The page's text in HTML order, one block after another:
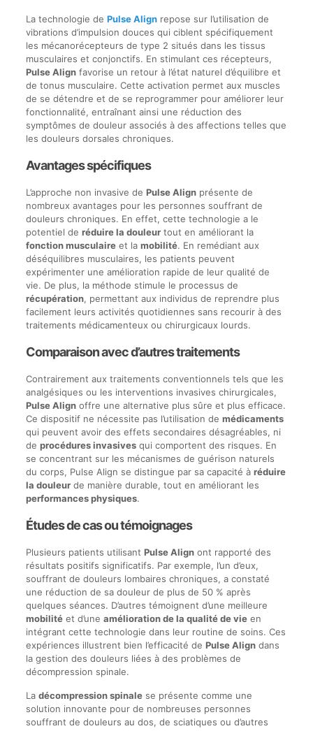
La technologie de Pulse Alignrepose sur l’utilisation de
vibrations d’impulsion douces qui ciblent spécifiquement
les mécanorécepteurs de type 2 situés dans les tissus
musculaires et conjonctifs. En stimulant ces récepteurs,
Pulse Alignfavorise un retour à l’état naturel d’équilibre et
de tonus musculaire. Cette activation permet aux muscles
de se détendre et de se reprogrammer pour améliorer leur
fonctionnalité, entraînant ainsi une réduction des
symptômes de douleur associés à des affections telles que
les douleurs dorsales chroniques.
Avantages spécifiques
L’approche non invasive de Pulse Alignprésente de
nombreux avantages pour les personnes souffrant de
douleurs chroniques. En effet, cette technologie a le
potentiel de réduire la douleurtout en améliorant la
fonction musculaireet la mobilité. En remédiant aux
déséquilibres musculaires, les patients peuvent
expérimenter une amélioration rapide de leur qualité de
vie. De plus, la méthode stimule le processus de
récupération, permettant aux individus de reprendre plus
facilement leurs activités quotidiennes sans recourir à des
traitements médicamenteux ou chirurgicaux lourds.
Comparaison avec d’autres traitements
Contrairement aux traitements conventionnels tels que les
analgésiques ou les interventions invasives chirurgicales,
Pulse Alignoffre une alternative plus sûre et plus efficace.
Ce dispositif ne nécessite pas l’utilisation de médicaments
qui peuvent avoir des effets secondaires désagréables, ni
de procédures invasivesqui comportent des risques. En
se concentrant sur les mécanismes de guérison naturels
du corps, Pulse Align se distingue par sa capacité à réduire
la douleurde manière durable, tout en améliorant les
performances physiques.
Études de cas ou témoignages
Plusieurs patients utilisant Pulse Alignont rapporté des
résultats positifs significatifs. Par exemple, l’un d’eux,
souffrant de douleurs lombaires chroniques, a constaté
une réduction de sa douleur de plus de 50 % après
quelques séances. D’autres témoignent d’une meilleure
mobilitéet d’une amélioration de la qualité de vieen
intégrant cette technologie dans leur routine de soins. Ces
expériences illustrent bien l’efficacité de Pulse Aligndans
la gestion des douleurs liées à des problèmes de
décompression spinale.
La décompression spinalese présente comme une
solution innovante pour de nombreuses personnes
souffrant de douleurs au dos, de sciatiques ou d’autres